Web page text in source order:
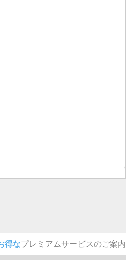
得なプレミアムサービスのご案内